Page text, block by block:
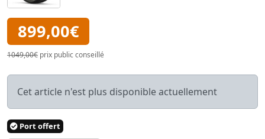
899,00€
1049,00€ prix public conseillé
Cet article n'est plus disponible actuellement
Port offert